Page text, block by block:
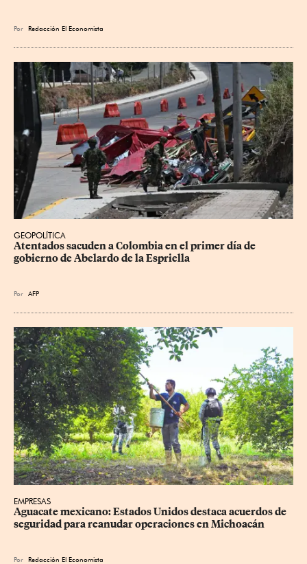
Por Redacción El Economista
GEOPOLÍTICA
Atentados sacuden a Colombia en el primer día de
gobierno de Abelardo de la Espriella
Por AFP
EMPRESAS
Aguacate mexicano: Estados Unidos destaca acuerdos de
seguridad para reanudar operaciones en Michoacán
Por Redacción El Economista